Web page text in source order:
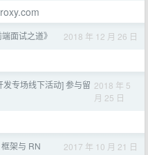
面试之道》 2018 年 12 月 26 日
发专场线下活动] 参与留 2018 年 5
月 25 日
架与 RN 2017 年 10 月 21 日